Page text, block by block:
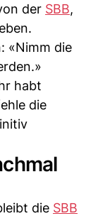
der SBB,
«Nimm die
habt
die
die SBB